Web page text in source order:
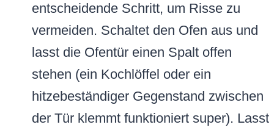
entscheidende Schritt, um Risse zu
vermeiden. Schaltet den Ofen aus und
lasst die Ofentür einen Spalt offen
stehen (ein Kochlöffel oder ein
hitzebeständiger Gegenstand zwischen
der Tür klemmt funktioniert super). Lasst